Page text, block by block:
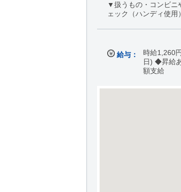
▼扱うもの・コンビニ
ェック（ハンディ使
給与：
時給1,260
日) ◆昇給
額支給